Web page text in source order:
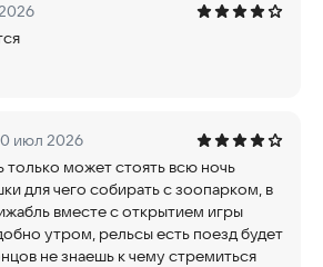
июл 2026
только может стоять всю ночь
для чего собирать с зоопарком, в
вместе с открытием игры
утром, рельсы есть поезд будет
не знаешь к чему стремиться